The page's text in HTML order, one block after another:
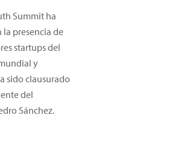
Summit ha
presencia de
startups del
y
sido clausurado
del
Sánchez.